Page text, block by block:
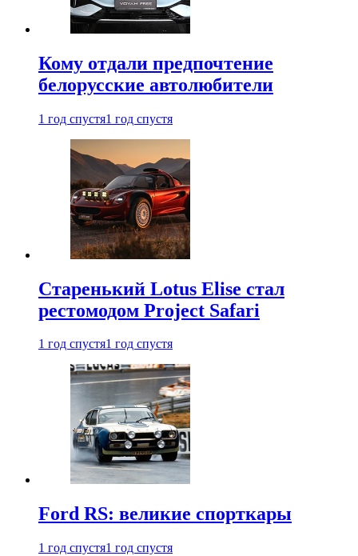
Кому отдали предпочтение
белорусские автолюбители
1 год спустя1 год спустя
Старенький Lotus Elise стал
рестомодом Project Safari
1 год спустя1 год спустя
Ford RS: великие спорткары
1 год спустя1 год спустя